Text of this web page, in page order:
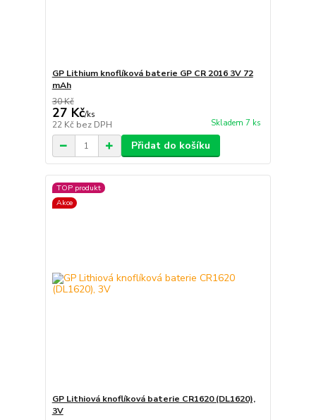
GP Lithium knoflíková baterie GP CR 2016 3V 72
mAh
30 Kč
27 Kč/ks
22 Kč bez DPH Skladem 7 ks
Přidat do košíku
TOP produkt
Akce
GP Lithiová knoflíková baterie CR1620 (DL1620),
3V